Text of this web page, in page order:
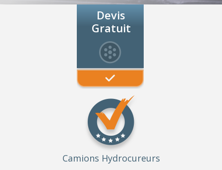
Devis
Gratuit
Camions Hydrocureurs